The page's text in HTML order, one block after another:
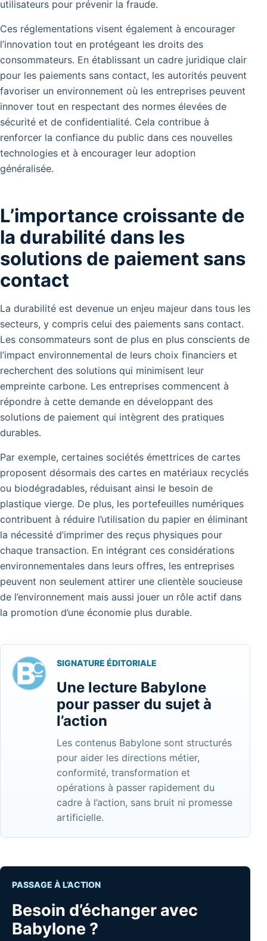
utilisateurs pour prévenir la fraude.
Ces réglementations visent également à encourager
l’innovation tout en protégeant les droits des
consommateurs. En établissant un cadre juridique clair
pour les paiements sans contact, les autorités peuvent
favoriser un environnement où les entreprises peuvent
innover tout en respectant des normes élevées de
sécurité et de confidentialité. Cela contribue à
renforcer la confiance du public dans ces nouvelles
technologies et à encourager leur adoption
généralisée.
L’importance croissante de
la durabilité dans les
solutions de paiement sans
contact
La durabilité est devenue un enjeu majeur dans tous les
secteurs, y compris celui des paiements sans contact.
Les consommateurs sont de plus en plus conscients de
l’impact environnemental de leurs choix financiers et
recherchent des solutions qui minimisent leur
empreinte carbone. Les entreprises commencent à
répondre à cette demande en développant des
solutions de paiement qui intègrent des pratiques
durables.
Par exemple, certaines sociétés émettrices de cartes
proposent désormais des cartes en matériaux recyclés
ou biodégradables, réduisant ainsi le besoin de
plastique vierge. De plus, les portefeuilles numériques
contribuent à réduire l’utilisation du papier en éliminant
la nécessité d’imprimer des reçus physiques pour
chaque transaction. En intégrant ces considérations
environnementales dans leurs offres, les entreprises
peuvent non seulement attirer une clientèle soucieuse
de l’environnement mais aussi jouer un rôle actif dans
la promotion d’une économie plus durable.
SIGNATURE ÉDITORIALE
Une lecture Babylone
pour passer du sujet à
l’action
Les contenus Babylone sont structurés
pour aider les directions métier,
conformité, transformation et
opérations à passer rapidement du
cadre à l’action, sans bruit ni promesse
artificielle.
PASSAGE À L’ACTION
Besoin d’échanger avec
Babylone ?